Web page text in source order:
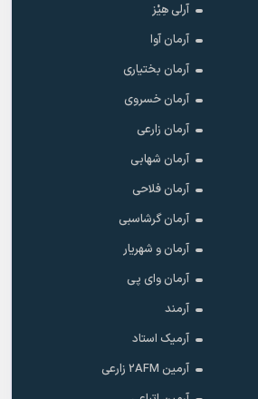
آرلی هِیْز
آرمان آوا
آرمان بختیاری
آرمان خسروی
آرمان زارعی
آرمان شهابی
آرمان فلاحی
آرمان گرشاسبی
آرمان و شهریار
آرمان وای پی
آرمند
آرمیک استاد
آرمین 2AFM زارعی